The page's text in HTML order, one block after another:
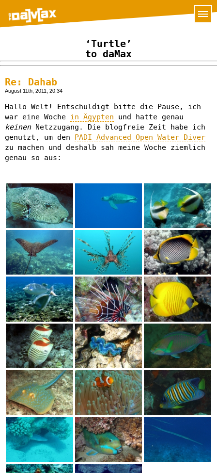
‘Turtle’
to daMax
Re: Dahab
August 11th, 2011, 20:34
Hallo Welt! Entschuldigt bitte die Pause, ich
war eine Woche in Ägypten und hatte genau
keinenNetzzugang. Die blogfreie Zeit habe ich
genutzt, um den PADI Advanced Open Water Diver
zu machen und deshalb sah meine Woche ziemlich
genau so aus: